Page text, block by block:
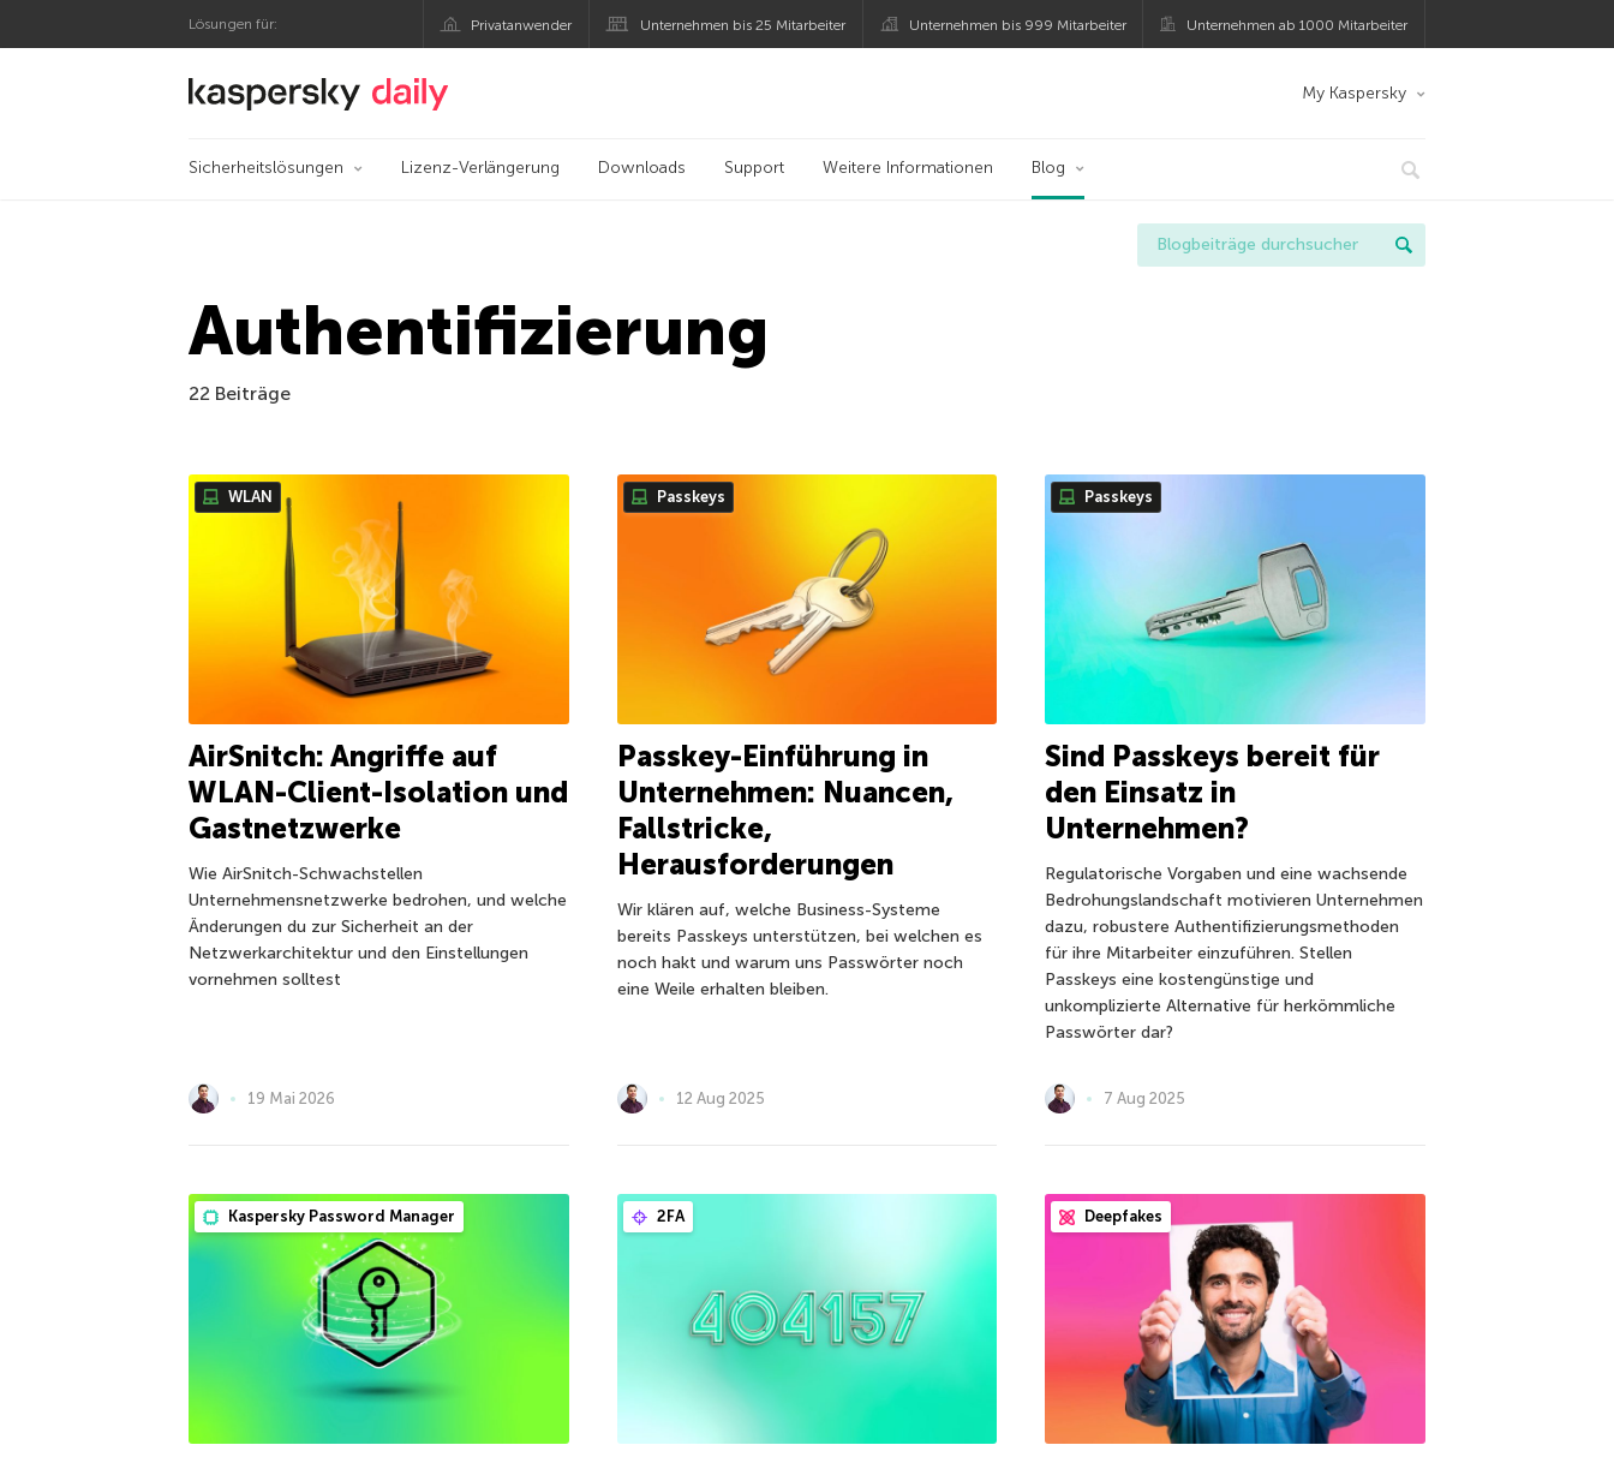
Lösungen für: Privatanwender Unternehmen bis 25 Mitarbeiter Unternehmen bis 999 Mitarbeiter Unternehmen ab 1000 Mitarbeiter
Offizieller Blog von Kaspersky My Kaspersky
Sicherheitslösungen Lizenz-Verlängerung Downloads Support Weitere Informationen Blog
Authentifizierung
22 Beiträge
WLAN
AirSnitch: Angriffe auf
WLAN-Client-Isolation und
Gastnetzwerke
Wie AirSnitch-Schwachstellen
Unternehmensnetzwerke bedrohen, und welche
Änderungen du zur Sicherheit an der
Netzwerkarchitektur und den Einstellungen
vornehmen solltest
19 Mai 2026
Passkeys
Passkey-Einführung in
Unternehmen: Nuancen,
Fallstricke,
Herausforderungen
Wir klären auf, welche Business-Systeme
bereits Passkeys unterstützen, bei welchen es
noch hakt und warum uns Passwörter noch
eine Weile erhalten bleiben.
12 Aug 2025
Passkeys
Sind Passkeys bereit für
den Einsatz in
Unternehmen?
Regulatorische Vorgaben und eine wachsende
Bedrohungslandschaft motivieren Unternehmen
dazu, robustere Authentifizierungsmethoden
für ihre Mitarbeiter einzuführen. Stellen
Passkeys eine kostengünstige und
unkomplizierte Alternative für herkömmliche
Passwörter dar?
7 Aug 2025
Kaspersky Password Manager 2FA Deepfakes